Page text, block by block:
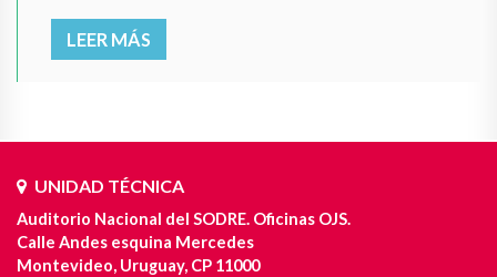
LEER MÁS
UNIDAD TÉCNICA
Auditorio Nacional del SODRE. Oficinas OJS.
Calle Andes esquina Mercedes
Montevideo, Uruguay, CP 11000